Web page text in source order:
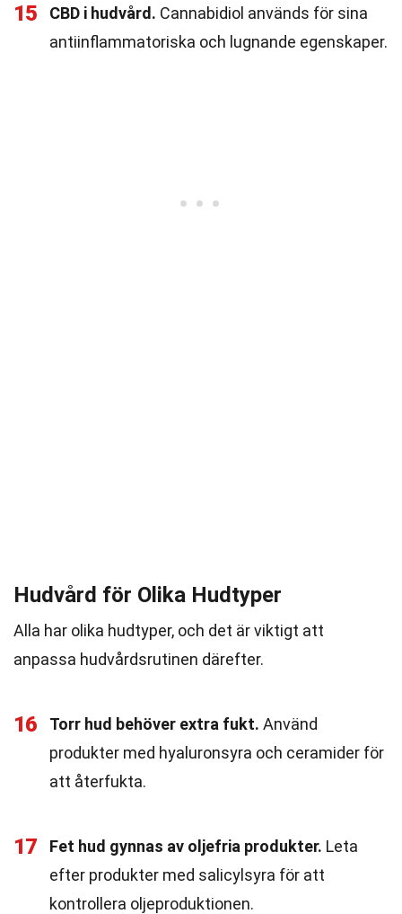
15 CBD i hudvård. Cannabidiol används för sina
antiinflammatoriska och lugnande egenskaper.
Hudvård för Olika Hudtyper
Alla har olika hudtyper, och det är viktigt att
anpassa hudvårdsrutinen därefter.
16 Torr hud behöver extra fukt. Använd
produkter med hyaluronsyra och ceramider för
att återfukta.
17 Fet hud gynnas av oljefria produkter. Leta
efter produkter med salicylsyra för att
kontrollera oljeproduktionen.